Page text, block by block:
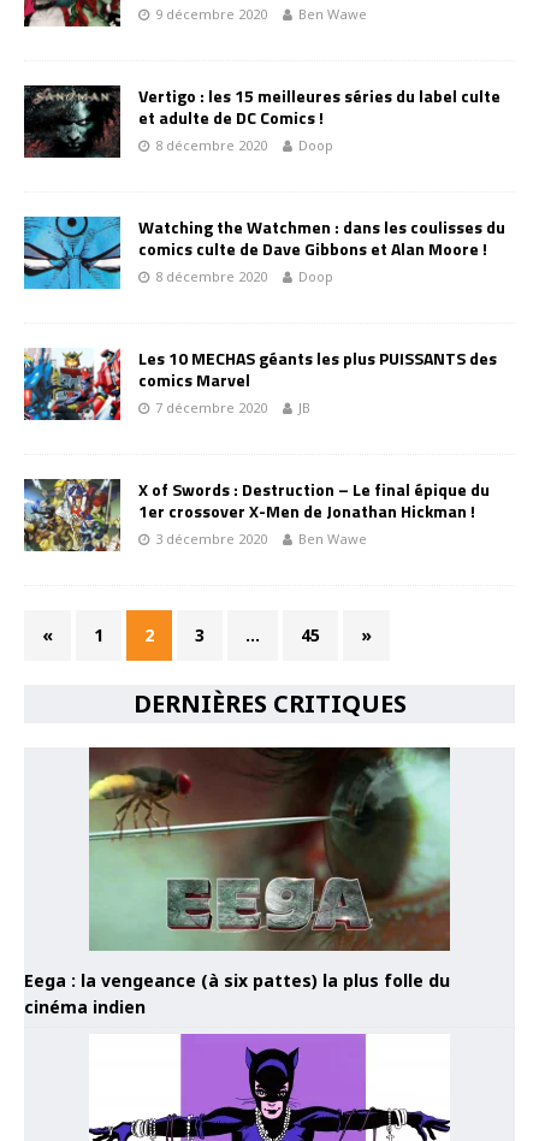
9 décembre 2020 Ben Wawe
Vertigo : les 15 meilleures séries du label culte
et adulte de DC Comics !
8 décembre 2020 Doop
Watching the Watchmen : dans les coulisses du
comics culte de Dave Gibbons et Alan Moore !
8 décembre 2020 Doop
Les 10 MECHAS géants les plus PUISSANTS des
comics Marvel
7 décembre 2020 JB
X of Swords : Destruction – Le final épique du
1er crossover X-Men de Jonathan Hickman !
3 décembre 2020 Ben Wawe
« 1 2 3 … 45 »
DERNIÈRES CRITIQUES
Eega : la vengeance (à six pattes) la plus folle du
cinéma indien